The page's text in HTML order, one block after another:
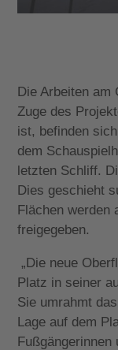
Die Arbeiten am
Zuge des
ist, befinden
dem
letzten Schliff.
Dies geschieht
Flächen werden
freigegeben.
„Die neue
Platz in seiner
Sie umrahmt
Lage auf dem
Fußgängerinnen